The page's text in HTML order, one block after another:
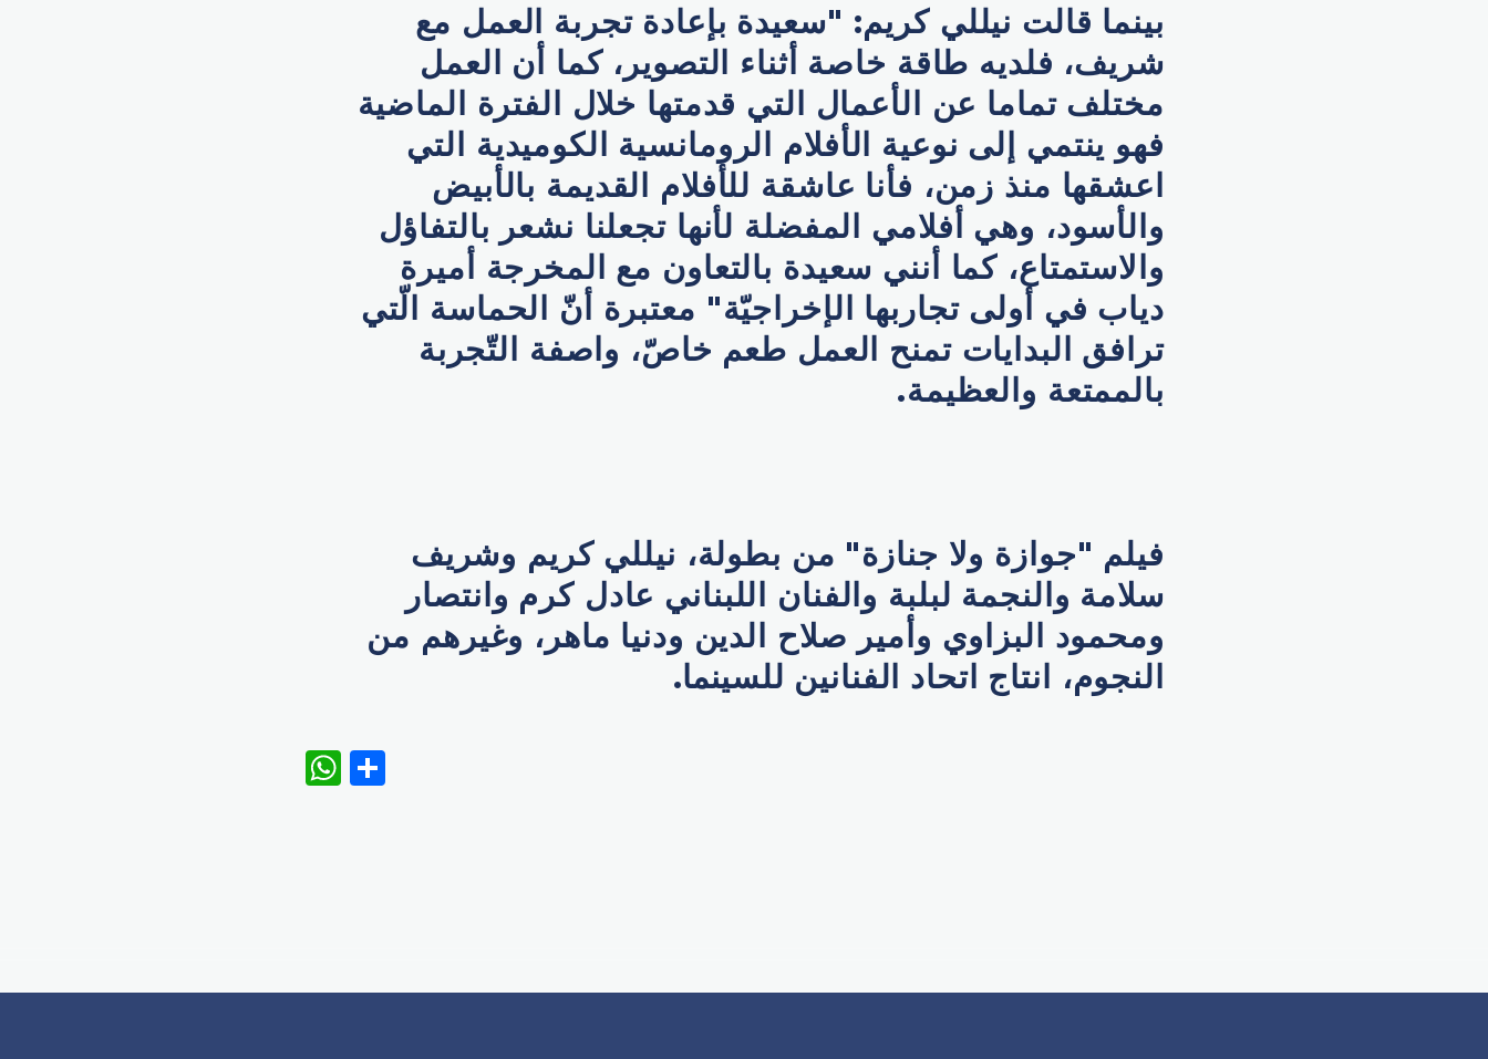
بينما قالت نيللي كريم: "سعيدة بإعادة تجربة العمل مع
شريف، فلديه طاقة خاصة أثناء التصوير، كما أن العمل
مختلف تماما عن الأعمال التي قدمتها خلال الفترة الماضية
فهو ينتمي إلى نوعية الأفلام الرومانسية الكوميدية التي
اعشقها منذ زمن، فأنا عاشقة للأفلام القديمة بالأبيض
والأسود، وهي أفلامي المفضلة لأنها تجعلنا نشعر بالتفاؤل
والاستمتاع، كما أنني سعيدة بالتعاون مع المخرجة أميرة
دياب في أولى تجاربها الإخراجيّة" معتبرة أنّ الحماسة الّتي
ترافق البدايات تمنح العمل طعم خاصّ، واصفة التّجربة
بالممتعة والعظيمة.
فيلم "جوازة ولا جنازة" من بطولة، نيللي كريم وشريف
سلامة والنجمة لبلبة والفنان اللبناني عادل كرم وانتصار
ومحمود البزاوي وأمير صلاح الدين ودنيا ماهر، وغيرهم من
النجوم، انتاج اتحاد الفنانين للسينما.
WhatsApp